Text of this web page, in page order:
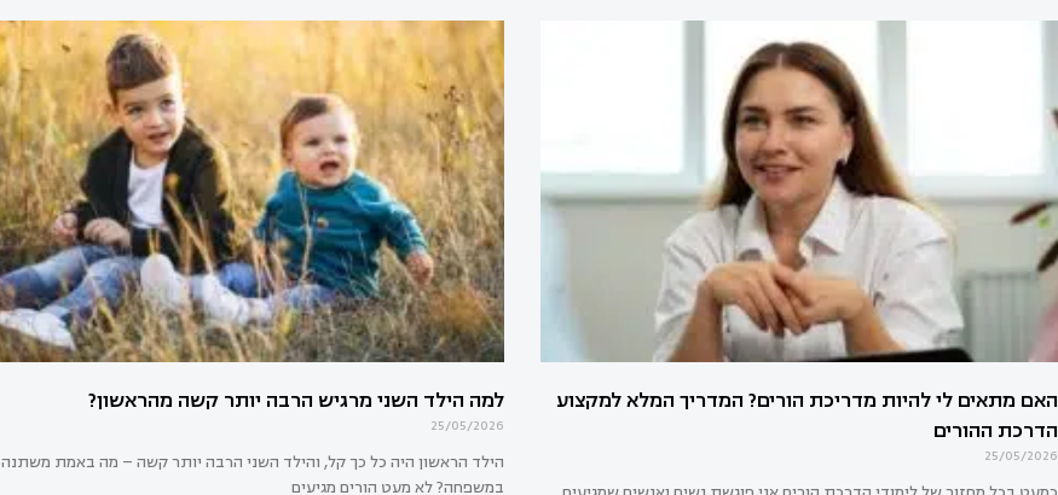
האם מתאים לי להיות מדריכת הורים? המדריך המלא למקצוע
הדרכת ההורים
25/05/2026
למה הילד השני מרגיש הרבה יותר קשה מהראשון?
25/05/2026
הילד הראשון היה כל כך קל, והילד השני הרבה יותר קשה – מה באמת משתנה
במשפחה? לא מעט הורים מגיעים